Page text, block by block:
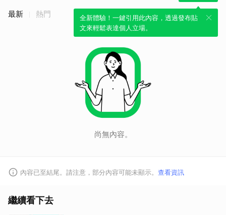
全新體驗！一鍵引用此內容，透過發布貼
文來輕鬆表達個人立場。
最新 熱門
尚無內容。
內容已至結尾。請注意，部分內容可能未顯示。 查看資訊
繼續看下去